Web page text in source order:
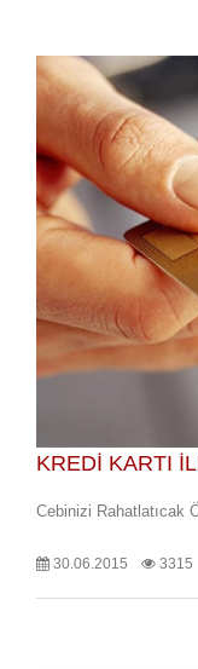
KREDİ KARTI
Cebinizi Rahatlatıcak
30.06.2015 3315